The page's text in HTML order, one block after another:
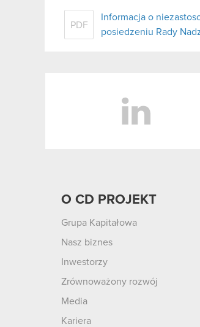
PDF
Informacja o
posiedzeniu Rady
O CD PROJEKT
Grupa Kapitałowa
Nasz biznes
Inwestorzy
Zrównoważony rozwój
Media
Kariera